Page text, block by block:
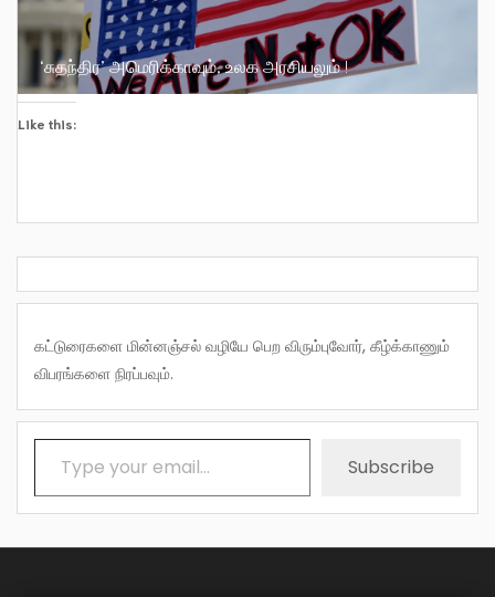
‘சுதந்திர’ அமெரிக்காவும், உலக அரசியலும் !
Like this:
கட்டுரைகளை மின்னஞ்சல் வழியே பெற விரும்புவோர், கீழ்க்காணும்
விபரங்களை நிரப்பவும்.
Type your email…
Subscribe